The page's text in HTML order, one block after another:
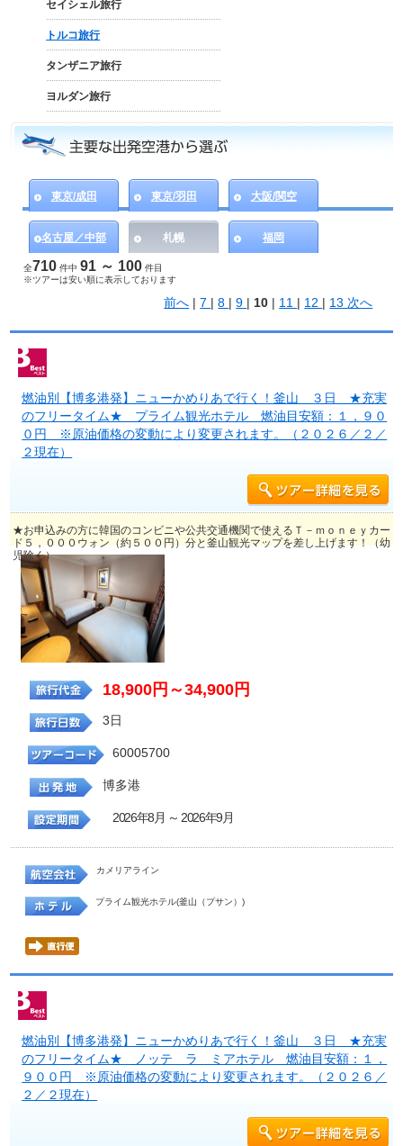
セイシェル旅行
トルコ旅行
タンザニア旅行
ヨルダン旅行
東京/成田 東京/羽田 大阪/関空
名古屋／中部 札幌 福岡
全710 件中91 ～ 100 件目
※ツアーは安い順に表示しております
前へ |7 |8 |9 | 10 | 11 | 12 | 13 次へ
燃油別【博多港発】ニューかめりあで行く！釜山 ３日 ★充実
のフリータイム★ プライム観光ホテル 燃油目安額：１，９０
０円 ※原油価格の変動により変更されます。（２０２６／２／
２現在）
★お申込みの方に韓国のコンビニや公共交通機関で使えるＴ－ｍｏｎｅｙカー
ド５，０００ウォン（約５００円）分と釜山観光マップを差し上げます！（幼
児除く）
18,900円～34,900円
3日
60005700
博多港
2026年8月 ～ 2026年9月
カメリアライン
プライム観光ホテル(釜山（プサン）)
燃油別【博多港発】ニューかめりあで行く！釜山 ３日 ★充実
のフリータイム★ ノッテ ラ ミアホテル 燃油目安額：１，
９００円 ※原油価格の変動により変更されます。（２０２６／
２／２現在）